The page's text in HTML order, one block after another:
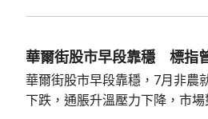
華爾街股市早段靠穩 標指
華爾街股市早段靠穩，7月非農
下跌，通脹升溫壓力下降，市場